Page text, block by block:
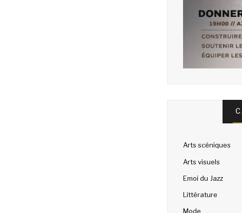
Arts scéniques
Arts visuels
Emoi du Jazz
Littérature
Mode